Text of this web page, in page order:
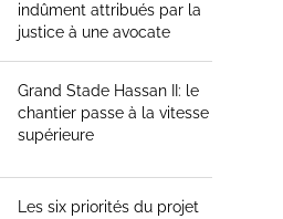
indûment attribués par la
justice à une avocate
Grand Stade Hassan II: le
chantier passe à la vitesse
supérieure
Les six priorités du projet